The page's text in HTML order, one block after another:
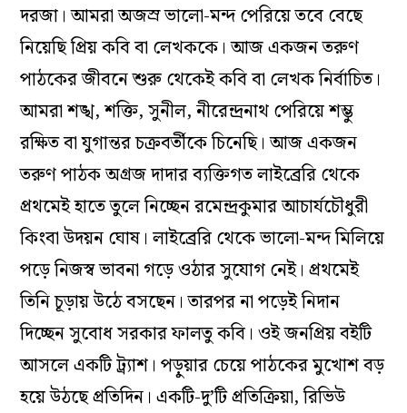
দরজা। আমরা অজস্র ভালো-মন্দ পেরিয়ে তবে বেছে
নিয়েছি প্রিয় কবি বা লেখককে। আজ একজন তরুণ
পাঠকের জীবনে শুরু থেকেই কবি বা লেখক নির্বাচিত।
আমরা শঙ্খ, শক্তি, সুনীল, নীরেন্দ্রনাথ পেরিয়ে শম্ভু
রক্ষিত বা যুগান্তর চক্রবর্তীকে চিনেছি। আজ একজন
তরুণ পাঠক অগ্রজ দাদার ব্যক্তিগত লাইব্রেরি থেকে
প্রথমেই হাতে তুলে নিচ্ছেন রমেন্দ্রকুমার আচার্যচৌধুরী
কিংবা উদয়ন ঘোষ। লাইব্রেরি থেকে ভালো-মন্দ মিলিয়ে
পড়ে নিজস্ব ভাবনা গড়ে ওঠার সুযোগ নেই। প্রথমেই
তিনি চূড়ায় উঠে বসছেন। তারপর না পড়েই নিদান
দিচ্ছেন সুবোধ সরকার ফালতু কবি। ওই জনপ্রিয় বইটি
আসলে একটি ট্র্যাশ। পড়ুয়ার চেয়ে পাঠকের মুখোশ বড়
হয়ে উঠছে প্রতিদিন। একটি-দু’টি প্রতিক্রিয়া, রিভিউ